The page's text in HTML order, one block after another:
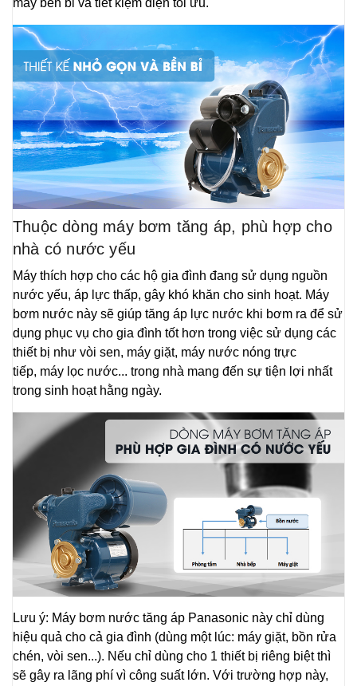
máy bền bỉ và tiết kiệm điện tối ưu.
Thuộc dòng máy bơm tăng áp, phù hợp cho
nhà có nước yếu
Máy thích hợp cho các hộ gia đình đang sử dụng nguồn
nước yếu, áp lực thấp, gây khó khăn cho sinh hoạt. Máy
bơm nước này sẽ giúp tăng áp lực nước khi bơm ra để sử
dụng phục vụ cho gia đình tốt hơn trong việc sử dụng các
thiết bị như vòi sen, máy giặt, máy nước nóng trực
tiếp, máy lọc nước... trong nhà mang đến sự tiện lợi nhất
trong sinh hoạt hằng ngày.
Lưu ý: Máy bơm nước tăng áp Panasonic này chỉ dùng
hiệu quả cho cả gia đình (dùng một lúc: máy giặt, bồn rửa
chén, vòi sen...). Nếu chỉ dùng cho 1 thiết bị riêng biệt thì
sẽ gây ra lãng phí vì công suất lớn. Với trường hợp này,